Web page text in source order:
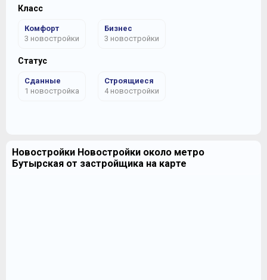
Класс
Комфорт
3 новостройки
Бизнес
3 новостройки
Статус
Сданные
1 новостройка
Строящиеся
4 новостройки
Новостройки Новостройки около метро
Бутырская от застройщика на карте